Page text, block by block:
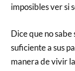
imposibles ver si
Dice que no
suficiente a sus
manera de vivir